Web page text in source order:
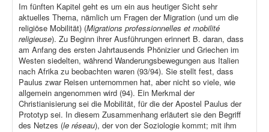
Im fünften Kapitel geht es um ein aus heutiger Sicht sehr
aktuelles Thema, nämlich um Fragen der Migration (und um die
religiöse Mobilität) (Migrations professionnelles et mobilité
religieuse). Zu Beginn ihrer Ausführungen erinnert B. daran, dass
am Anfang des ersten Jahrtausends Phönizier und Griechen im
Westen siedelten, während Wanderungsbewegungen aus Italien
nach Afrika zu beobachten waren (93/94). Sie stellt fest, dass
Paulus zwar Reisen unternommen hat, aber nicht so viele, wie
allgemein angenommen wird (94). Ein Merkmal der
Christianisierung sei die Mobilität, für die der Apostel Paulus der
Prototyp sei. In diesem Zusammenhang erläutert sie den Begriff
des Netzes (le réseau), der von der Soziologie kommt; mit ihm